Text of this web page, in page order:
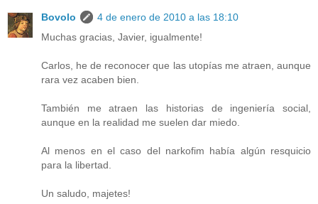
Bovolo
4 de enero de 2010 a las 18:10
Muchas gracias, Javier, igualmente!
Carlos, he de reconocer que las utopías me atraen, aunque
rara vez acaben bien.
También me atraen las historias de ingeniería social,
aunque en la realidad me suelen dar miedo.
Al menos en el caso del narkofim había algún resquicio
para la libertad.
Un saludo, majetes!